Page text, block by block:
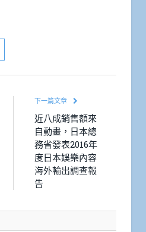
下一篇文章
近八成銷售額來
自動畫，日本總
務省發表2016年
度日本娛樂內容
海外輸出調查報
告